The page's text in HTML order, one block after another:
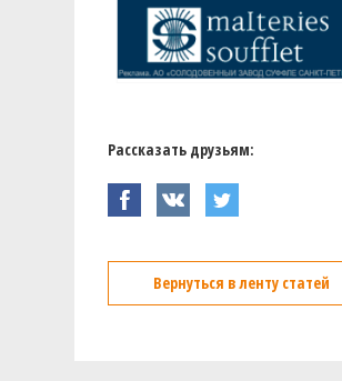
Рассказать друзьям:
Вернуться в ленту статей